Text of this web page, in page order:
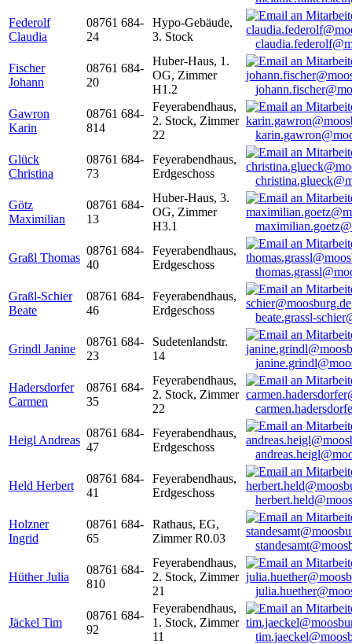
Federolf
Claudia
08761 684-
24
Hypo-Gebäude,
3. Stock
Fischer
Johann
08761 684-
20
Huber-Haus, 1.
OG, Zimmer
H1.2
Gawron
Karin
08761 684-
814
Feyerabendhaus,
2. Stock, Zimmer
22
Glück
Christina
08761 684-
73
Feyerabendhaus,
Erdgeschoss
Götz
Maximilian
08761 684-
13
Huber-Haus, 3.
OG, Zimmer
H3.1
Graßl Thomas
08761 684-
40
Feyerabendhaus,
Erdgeschoss
Graßl-Schier
Beate
08761 684-
46
Feyerabendhaus,
Erdgeschoss
beate.grassl-
Grindl Janine
08761 684-
23
Sudetenlandstr.
14
Hadersdorfer
Carmen
08761 684-
35
Feyerabendhaus,
2. Stock, Zimmer
22
Heigl Andreas
08761 684-
47
Feyerabendhaus,
Erdgeschoss
Held Herbert
08761 684-
41
Feyerabendhaus,
Erdgeschoss
Holzner
Ingrid
08761 684-
65
Rathaus, EG,
Zimmer R0.03
Hüther Julia
08761 684-
810
Feyerabendhaus,
2. Stock, Zimmer
21
Jäckel Tim
08761 684-
92
Feyerabendhaus,
1. Stock, Zimmer
11